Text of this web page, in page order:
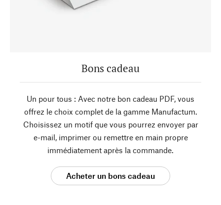
Bons cadeau
Un pour tous : Avec notre bon cadeau PDF, vous
offrez le choix complet de la gamme Manufactum.
Choisissez un motif que vous pourrez envoyer par
e-mail, imprimer ou remettre en main propre
immédiatement après la commande.
Acheter un bons cadeau